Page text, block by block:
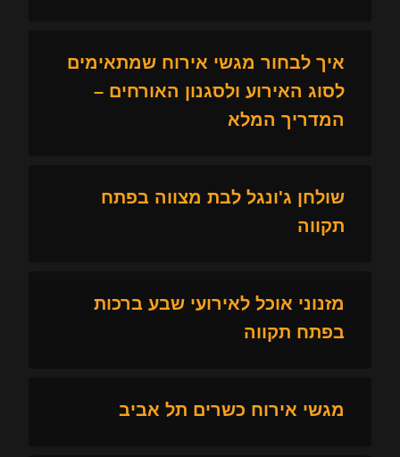
איך לבחור מגשי אירוח שמתאימים
לסוג האירוע ולסגנון האורחים –
המדריך המלא
שולחן ג'ונגל לבת מצווה בפתח
תקווה
מזנוני אוכל לאירועי שבע ברכות
בפתח תקווה
מגשי אירוח כשרים תל אביב